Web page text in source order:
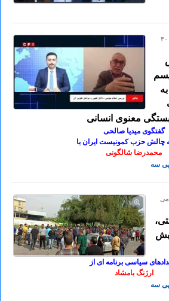
پنجشنبه ۱۰ خرداد ۱۴۰۳ برابر با ۳۰
معنوی انسانی
گفتگوی میدیا صالحی
چالش حزب کمونیست ایران با
محمدرضا شالگونی
سه
جمعه ۴ خرداد ۱۴۰۳ برابر با ۲۴ می
سیاسی برنامه ای از
ارژنگ بامشاد
سه